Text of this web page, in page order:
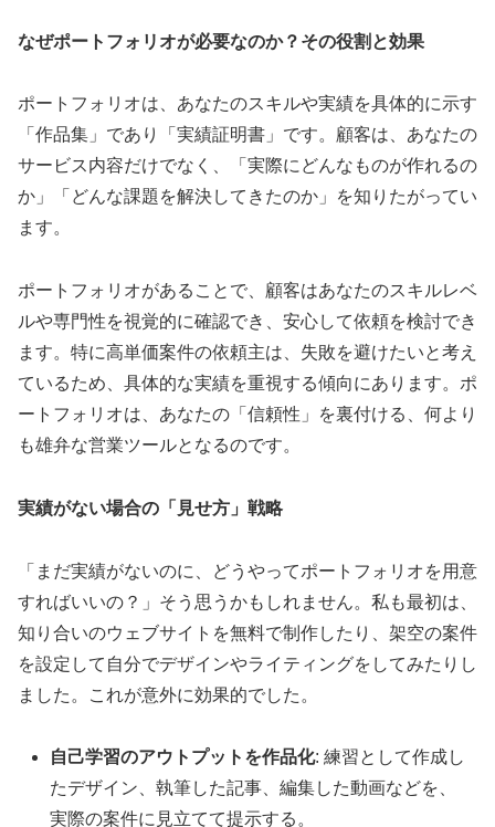
なぜポートフォリオが必要なのか？その役割と効果
ポートフォリオは、あなたのスキルや実績を具体的に示す
「作品集」であり「実績証明書」です。顧客は、あなたの
サービス内容だけでなく、「実際にどんなものが作れるの
か」「どんな課題を解決してきたのか」を知りたがってい
ます。
ポートフォリオがあることで、顧客はあなたのスキルレベ
ルや専門性を視覚的に確認でき、安心して依頼を検討でき
ます。特に高単価案件の依頼主は、失敗を避けたいと考え
ているため、具体的な実績を重視する傾向にあります。ポ
ートフォリオは、あなたの「信頼性」を裏付ける、何より
も雄弁な営業ツールとなるのです。
実績がない場合の「見せ方」戦略
「まだ実績がないのに、どうやってポートフォリオを用意
すればいいの？」そう思うかもしれません。私も最初は、
知り合いのウェブサイトを無料で制作したり、架空の案件
を設定して自分でデザインやライティングをしてみたりし
ました。これが意外に効果的でした。
自己学習のアウトプットを作品化: 練習として作成し
たデザイン、執筆した記事、編集した動画などを、
実際の案件に見立てて提示する。